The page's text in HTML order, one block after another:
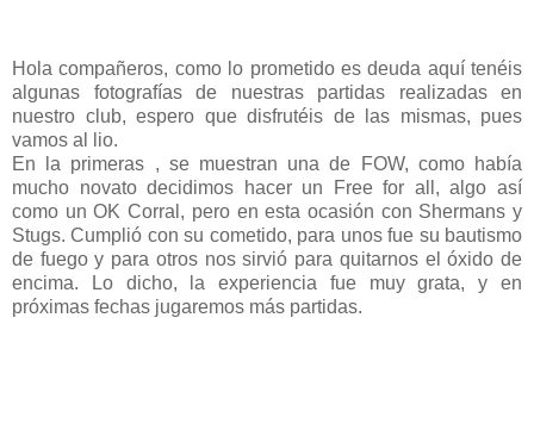
Hola compañeros, como lo prometido es deuda aquí tenéis
algunas fotografías de nuestras partidas realizadas en
nuestro club, espero que disfrutéis de las mismas, pues
vamos al lio.
En la primeras , se muestran una de FOW, como había
mucho novato decidimos hacer un Free for all, algo así
como un OK Corral, pero en esta ocasión con Shermans y
Stugs. Cumplió con su cometido, para unos fue su bautismo
de fuego y para otros nos sirvió para quitarnos el óxido de
encima. Lo dicho, la experiencia fue muy grata, y en
próximas fechas jugaremos más partidas.